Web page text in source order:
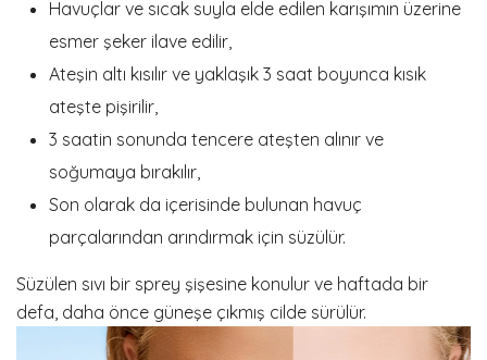
Havuçlar ve sıcak suyla elde edilen karışımın üzerine
esmer şeker ilave edilir,
Ateşin altı kısılır ve yaklaşık 3 saat boyunca kısık
ateşte pişirilir,
3 saatin sonunda tencere ateşten alınır ve
soğumaya bırakılır,
Son olarak da içerisinde bulunan havuç
parçalarından arındırmak için süzülür.
Süzülen sıvı bir sprey şişesine konulur ve haftada bir
defa, daha önce güneşe çıkmış cilde sürülür.